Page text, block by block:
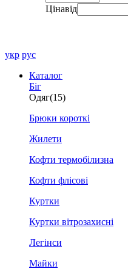
Цінавід
укр рус
Каталог
Біг
Одяг(15)
Брюки короткі
Жилети
Кофти термобілизна
Кофти флісові
Куртки
Куртки вітрозахисні
Легінси
Майки